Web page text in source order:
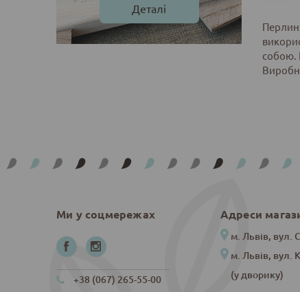
Деталі
собою.
Ми у соцмережах
+38 (067) 265-55-00
Адреси
м. Львів, вул.
м. Львів, вул.
(у дворику)